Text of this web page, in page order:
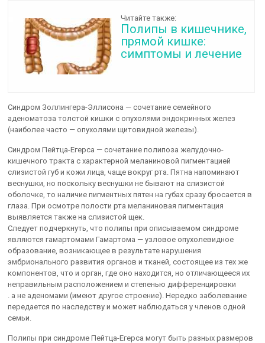
Читайте также:
Полипы в кишечнике,
прямой кишке:
симптомы и лечение
Синдром Золлингера-Эллисона — сочетание семейного
аденоматоза толстой кишки с опухолями эндокринных желез
(наиболее часто — опухолями щитовидной железы).
Синдром Пейтца-Егерса — сочетание полипоза желудочно-
кишечного тракта с характерной меланиновой пигментацией
слизистой губ и кожи лица, чаще вокруг рта. Пятна напоминают
веснушки, но поскольку веснушки не бывают на слизистой
оболочке, то наличие пигментных пятен на губах сразу бросается в
глаза. При осмотре полости рта меланиновая пигментация
выявляется также на слизистой щек.
Следует подчеркнуть, что полипы при описываемом синдроме
являются гамартомами Гамартома — узловое опухолевидное
образование, возникающее в результате нарушения
эмбрионального развития органов и тканей, состоящее из тех же
компонентов, что и орган, где оно находится, но отличающееся их
неправильным расположением и степенью дифференцировки
. а не аденомами (имеют другое строение). Нередко заболевание
передается по наследству и может наблюдаться у членов одной
семьи.
Полипы при синдроме Пейтца-Егерса могут быть разных размеров